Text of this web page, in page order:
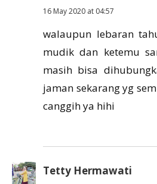
16 May 2020 at 04:57
walaupun lebaran
mudik dan ketemu
masih bisa
jaman sekarang yg
canggih ya hihi
Tetty Hermawati